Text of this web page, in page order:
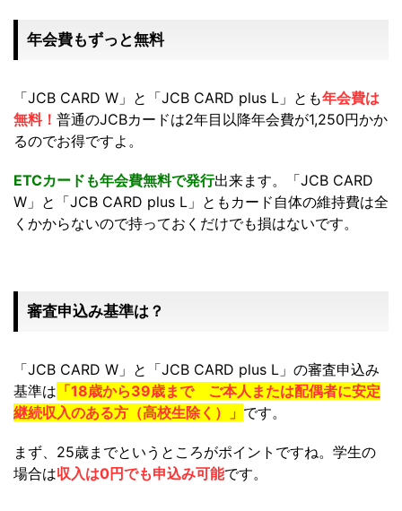
年会費もずっと無料
「JCB CARD W」と「JCB CARD plus L」とも年会費は
無料！ 普通のJCBカードは2年目以降年会費が1,250円かか
るのでお得ですよ。
ETCカードも年会費無料で発行出来ます。「JCB CARD
W」と「JCB CARD plus L」ともカード自体の維持費は全
くかからないので持っておくだけでも損はないです。
審査申込み基準は？
「JCB CARD W」と「JCB CARD plus L」の審査申込み
基準は 「18歳から39歳まで ご本人または配偶者に安定
継続収入のある方（高校生除く）」 です。
まず、25歳までというところがポイントですね。学生の
場合は収入は0円でも申込み可能です。